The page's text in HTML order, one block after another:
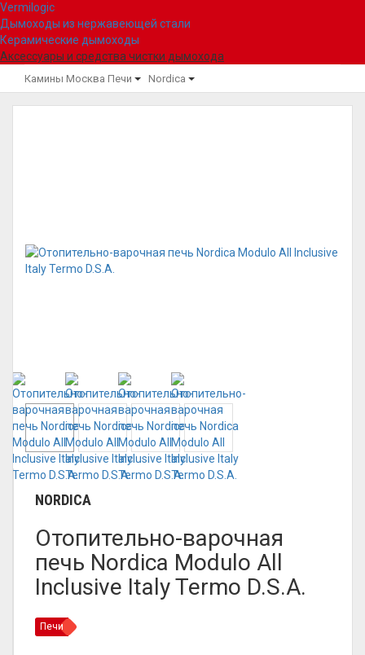
Vermilogic
Дымоходы из нержавеющей стали
Керамические дымоходы
Аксессуары и средства чистки дымохода
Камины Москва Печи Nordica
NORDICA
Отопительно-варочная
печь Nordica Modulo All
Inclusive Italy Termo D.S.A.
Печи